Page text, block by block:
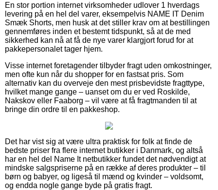
En stor portion internet virksomheder udlover 1 hverdags
levering på en hel del varer, eksempelvis NAME IT Denim
Smæk Shorts, men husk at det stiller krav om at bestillingen
gennemføres inden et bestemt tidspunkt, så at de med
sikkerhed kan nå at få de nye varer klargjort forud for at
pakkepersonalet tager hjem.
Visse internet foretagender tilbyder fragt uden omkostninger,
men ofte kun når du shopper for en fastsat pris. Som
alternativ kan du overveje den mest prisbevidste fragttype,
hvilket mange gange – uanset om du er ved Roskilde,
Nakskov eller Faaborg – vil være at få fragtmanden til at
bringe din ordre til en pakkeshop.
Det har vist sig at være ultra praktisk for folk at finde de
bedste priser fra flere internet butikker i Danmark, og altså
har en hel del Name It netbutikker fundet det nødvendigt at
mindske salgspriserne på en række af deres produkter – til
børn og babyer, og ligeså til mænd og kvinder – voldsomt,
og endda nogle gange byde på gratis fragt.